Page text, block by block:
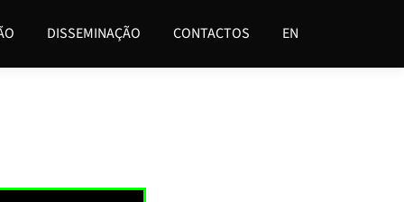
DISSEMINAÇÃO CONTACTOS EN